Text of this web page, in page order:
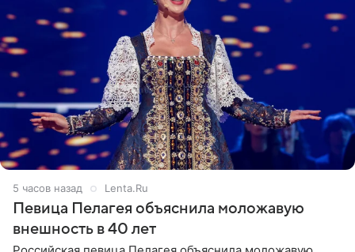
5 часов назад Lenta.Ru
Певица Пелагея объяснила моложавую
внешность в 40 лет